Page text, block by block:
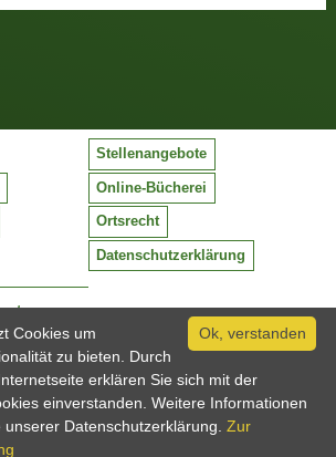
38
05263 / 409-0
info@barntrup.de
Stellenangebote
Online-Bücherei
Ortsrecht
Datenschutzerklärung
Ok, verstanden
Cookies um
zu bieten. Durch
erklären Sie sich mit der
einverstanden. Weitere Informationen
Datenschutzerklärung. Zur